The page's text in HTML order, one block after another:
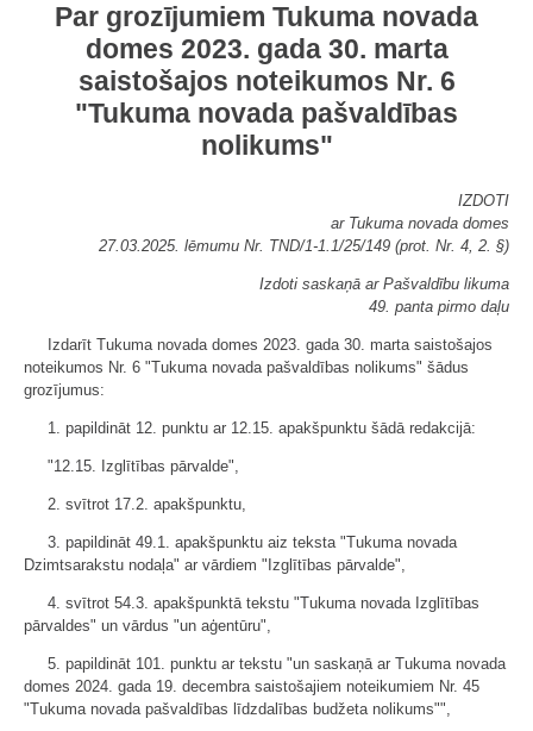
Par grozījumiem Tukuma novada
domes 2023. gada 30. marta
saistošajos noteikumos Nr. 6
"Tukuma novada pašvaldības
nolikums"
IZDOTI
ar Tukuma novada domes
27.03.2025. lēmumu Nr. TND/1-1.1/25/149 (prot. Nr. 4, 2. §)
Izdoti saskaņā ar Pašvaldību likuma
49. panta pirmo daļu
Izdarīt Tukuma novada domes 2023. gada 30. marta saistošajos
noteikumos Nr. 6 "Tukuma novada pašvaldības nolikums" šādus
grozījumus:
1. papildināt 12. punktu ar 12.15. apakšpunktu šādā redakcijā:
"12.15. Izglītības pārvalde",
2. svītrot 17.2. apakšpunktu,
3. papildināt 49.1. apakšpunktu aiz teksta "Tukuma novada
Dzimtsarakstu nodaļa" ar vārdiem "Izglītības pārvalde",
4. svītrot 54.3. apakšpunktā tekstu "Tukuma novada Izglītības
pārvaldes" un vārdus "un aģentūru",
5. papildināt 101. punktu ar tekstu "un saskaņā ar Tukuma novada
domes 2024. gada 19. decembra saistošajiem noteikumiem Nr. 45
"Tukuma novada pašvaldības līdzdalības budžeta nolikums"",